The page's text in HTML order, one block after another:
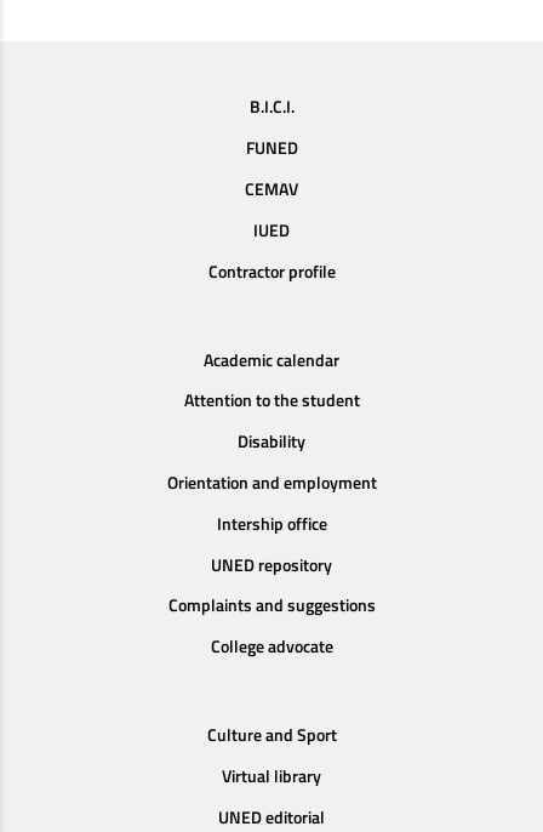
B.I.C.I.
FUNED
CEMAV
IUED
Contractor profile
Academic calendar
Attention to the student
Disability
Orientation and employment
Intership office
UNED repository
Complaints and suggestions
College advocate
Culture and Sport
Virtual library
UNED editorial